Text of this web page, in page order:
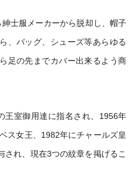
士服メーカーから脱却し、帽子
、バッグ、シューズ等あらゆる
足の先までカバー出来るよう商
王室御用達に指名され、1956年
ス女王、1982年にチャールズ皇
され、現在3つの紋章を掲げるこ